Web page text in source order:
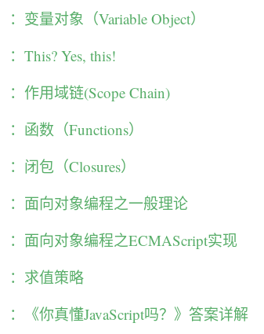
变量对象（Variable Object）
：This? Yes, this!
：作用域链(Scope Chain)
函数（Functions）
闭包（Closures）
：面向对象编程之一般理论
：面向对象编程之ECMAScript实现
：求值策略
：《你真懂JavaScript吗？》答案详解